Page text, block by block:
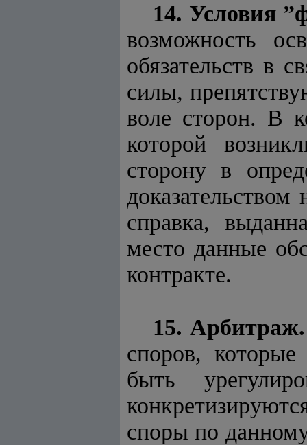
14. Условия
возможность
обязательств в
силы,
воле сторон. В
которой
сторону в
справка,
место данные
контракте.
15. Арбитраж.
споров,
быть
споры по